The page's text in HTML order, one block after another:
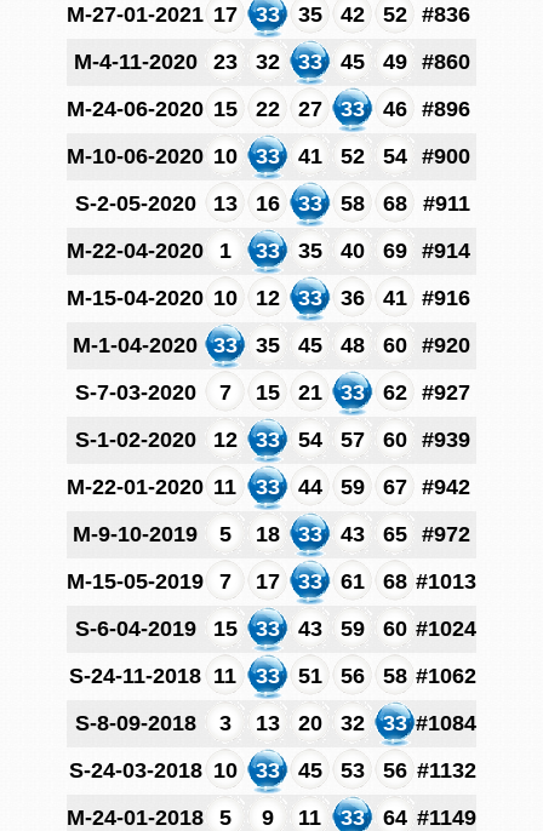
M-27-01-2021 17 33 35 42 52
#836
M-4-11-2020
23 32 33 45 49
#860
M-24-06-2020 15 22 27 33 46
#896
M-10-06-2020 10 33 41 52 54
#900
S-2-05-2020
13 16 33 58 68
#911
M-22-04-2020
1 33 35 40 69
#914
M-15-04-2020 10 12 33 36 41
#916
M-1-04-2020
33 35 45 48 60
#920
S-7-03-2020
7 15 21 33 62
#927
S-1-02-2020
12 33 54 57 60
#939
M-22-01-2020 11 33 44 59 67
#942
M-9-10-2019
5 18 33 43 65
#972
M-15-05-2019
7 17 33 61 68 #1013
S-6-04-2019
15 33 43 59 60 #1024
S-24-11-2018 11 33 51 56 58 #1062
S-8-09-2018
3 13 20 32 33 #1084
S-24-03-2018 10 33 45 53 56 #1132
M-24-01-2018
5 9 11 33 64 #1149